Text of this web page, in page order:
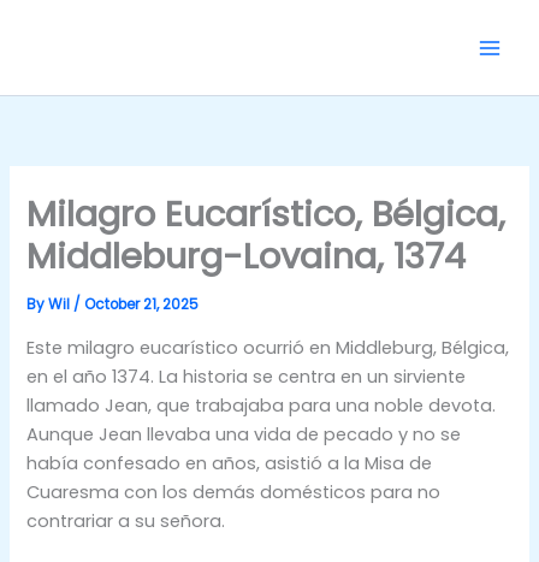
Milagro Eucarístico, Bélgica,
Middleburg-Lovaina, 1374
ByWil /October 21, 2025
Este milagro eucarístico ocurrió en Middleburg, Bélgica,
en el año 1374. La historia se centra en un sirviente
llamado Jean, que trabajaba para una noble devota.
Aunque Jean llevaba una vida de pecado y no se
había confesado en años, asistió a la Misa de
Cuaresma con los demás domésticos para no
contrariar a su señora.